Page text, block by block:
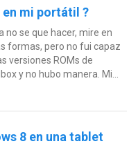
mi portátil ?
no se que hacer, mire en
formas, pero no fui capaz
versiones ROMs de
y no hubo manera. Mi...
8 en una tablet